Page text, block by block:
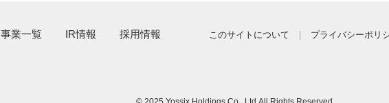
事業一覧 IR情報 採用情報 このサイトについて プライバシーポリ